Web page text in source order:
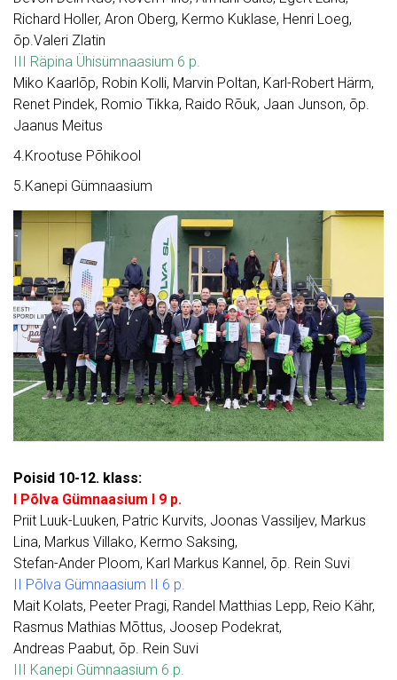
Richard Holler, Aron Oberg, Kermo Kuklase, Henri Loeg,
õp.Valeri Zlatin
III Räpina Ühisümnaasium 6 p.
Miko Kaarlõp, Robin Kolli, Marvin Poltan, Karl-Robert Härm,
Renet Pindek, Romio Tikka, Raido Rõuk, Jaan Junson, õp.
Jaanus Meitus
4.Krootuse Põhikool
5.Kanepi Gümnaasium
Poisid 10-12. klass:
I Põlva Gümnaasium I 9 p.
Priit Luuk-Luuken, Patric Kurvits, Joonas Vassiljev, Markus
Lina, Markus Villako, Kermo Saksing,
Stefan-Ander Ploom, Karl Markus Kannel, õp. Rein Suvi
II Põlva Gümnaasium II 6 p.
Mait Kolats, Peeter Pragi, Randel Matthias Lepp, Reio Kähr,
Rasmus Mathias Mõttus, Joosep Podekrat,
Andreas Paabut, õp. Rein Suvi
III Kanepi Gümnaasium 6 p.